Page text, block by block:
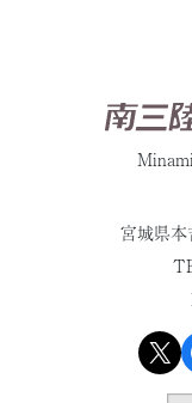
宮城県本
X